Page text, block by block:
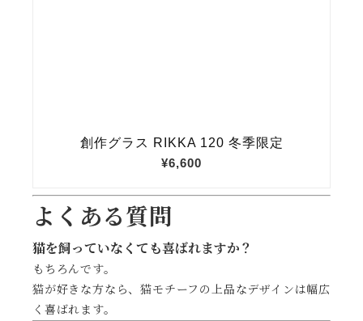
よくある質問
猫を飼っていなくても喜ばれますか？
もちろんです。
猫が好きな方なら、猫モチーフの上品なデザインは幅広
く喜ばれます。